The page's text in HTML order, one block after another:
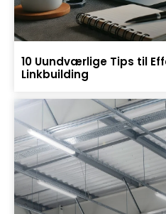
10 Uundværlige Tips til
Linkbuilding